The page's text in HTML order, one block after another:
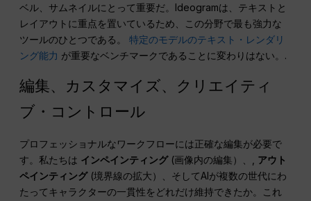
ベル、サムネイルにとって重要だ。Ideogramは、テキストと
レイアウトに重点を置いているため、この分野で最も強力な
ツールのひとつである。特定のモデルのテキスト・レンダリ
ング能力 が重要なベンチマークであることに変わりはない。.
編集、カスタマイズ、クリエイティ
ブ・コントロール
プロフェッショナルなワークフローには正確な編集が必要で
す。私たちは インペインティング(画像内の編集）、, アウト
ペインティング(境界線の拡大）、そしてAIが複数の世代にわ
たってキャラクターの一貫性をどれだけ維持できたか。これ